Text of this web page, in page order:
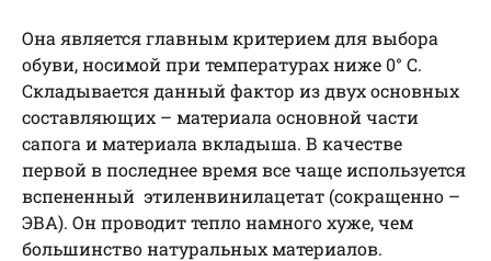
Она является главным критерием для выбора
обуви, носимой при температурах ниже 0° С.
Складывается данный фактор из двух основных
составляющих – материала основной части
сапога и материала вкладыша. В качестве
первой в последнее время все чаще используется
вспененный этиленвинилацетат (сокращенно –
ЭВА). Он проводит тепло намного хуже, чем
большинство натуральных материалов.